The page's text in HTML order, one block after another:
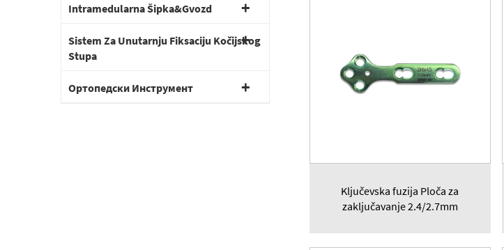
Intramedularna Šipka&Gvozd
Sistem Za Unutarnju Fiksaciju Kočijskog
Stupa
Ортопедски Инструмент
Ključevska fuzija Ploča za
zaključavanje 2.4/2.7mm